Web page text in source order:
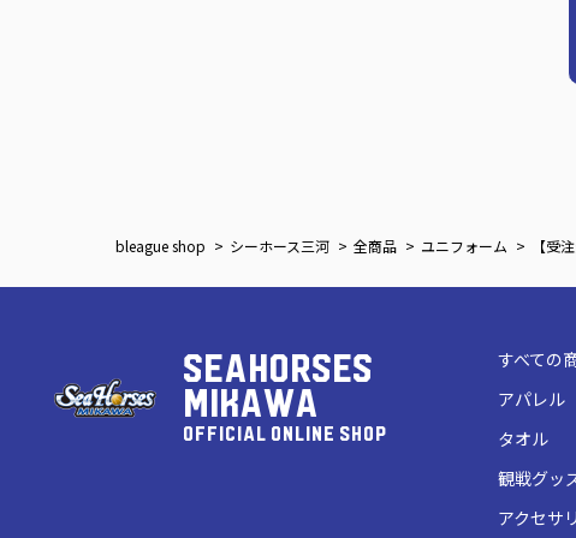
bleague shop シーホース三河 全商品 ユニフォーム 【受
SEAHORSES
MIKAWA
OFFICIAL ONLINE SHOP
すべての
アパレル
タオル
観戦グッ
アクセサ